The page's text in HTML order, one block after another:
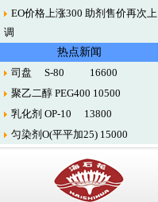
EO价格上涨300 助剂售价再次上
调
热点新闻
司盘 S-80 16600
聚乙二醇 PEG400 10500
乳化剂 OP-10 13800
匀染剂O(平平加25) 15000